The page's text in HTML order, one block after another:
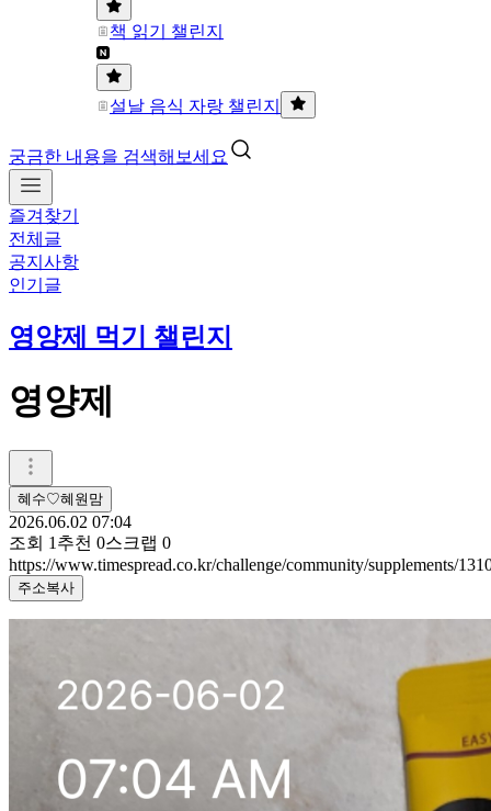
책 읽기 챌린지
설날 음식 자랑 챌린지
궁금한 내용을 검색해보세요
즐겨찾기
전체글
공지사항
인기글
영양제 먹기 챌린지
영양제
혜수♡혜원맘
2026.06.02 07:04
조회 1 추천 0스크랩 0
https://www.timespread.co.kr/challenge/community/supplements/
주소복사